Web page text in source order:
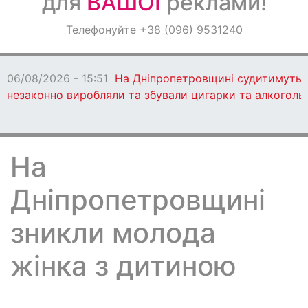
ОголошенняТелефонуйте +38 (096) 9531240
06/08/2026 - 15:51 На Дніпропетровщині судитимуть
незаконно виробляли та збували цигарки та алкоголь
На
Дніпропетровщині
зникли молода
жінка з дитиною